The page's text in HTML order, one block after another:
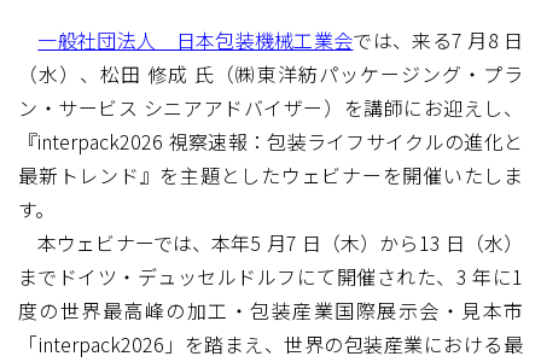
一般社団法人 日本包装機械工業会では、来る7 月8 日
（水）、松田 修成 氏（㈱東洋紡パッケージング・プラ
ン・サービス シニアアドバイザー）を講師にお迎えし、
『interpack2026 視察速報：包装ライフサイクルの進化と
最新トレンド』を主題としたウェビナーを開催いたしま
す。
本ウェビナーでは、本年5 月7 日（木）から13 日（水）
までドイツ・デュッセルドルフにて開催された、3 年に1
度の世界最高峰の加工・包装産業国際展示会・見本市
「interpack2026」を踏まえ、世界の包装産業における最